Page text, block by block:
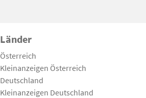
Länder
Österreich
Kleinanzeigen Österreich
Deutschland
Kleinanzeigen Deutschland